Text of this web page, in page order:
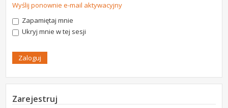
Wyślij ponownie e-mail aktywacyjny
Zapamiętaj mnie
Ukryj mnie w tej sesji
Zarejestruj